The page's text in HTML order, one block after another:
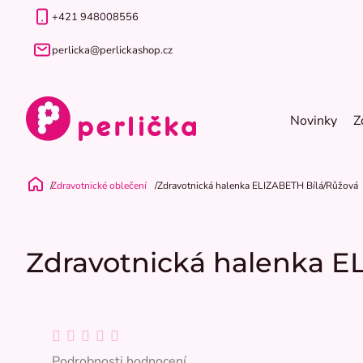
+421 948008556
perlicka@perlickashop.cz
Novinky
Domů
Zdravotnické oblečení Zdravotnická halenka ELIZABETH Bílá/Růžová
Zdravotnická halenka
Průměrné
hodnocení